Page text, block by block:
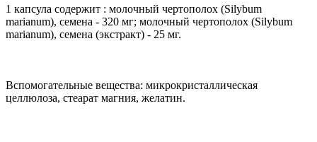
1 капсула содержит : молочный чертополох (Silybum
marianum), семена - 320 мг; молочный чертополох (Silybum
marianum), семена (экстракт) - 25 мг.
Вспомогательные вещества: микрокристаллическая
целлюлоза, стеарат магния, желатин.